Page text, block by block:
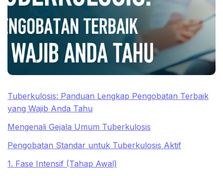
Tuberkulosis: Panduan Lengkap Pengobatan Terbaik
yang Wajib Anda Tahu
Mengenali Gejala Umum Tuberkulosis
Pengobatan Standar untuk Tuberkulosis Aktif
1. Fase Intensif (Tahap Awal)